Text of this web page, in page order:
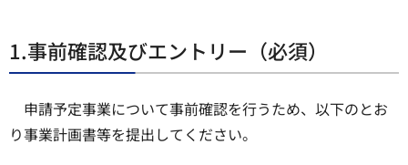
1.事前確認及びエントリー（必須）
申請予定事業について事前確認を行うため、以下のとお
り事業計画書等を提出してください。